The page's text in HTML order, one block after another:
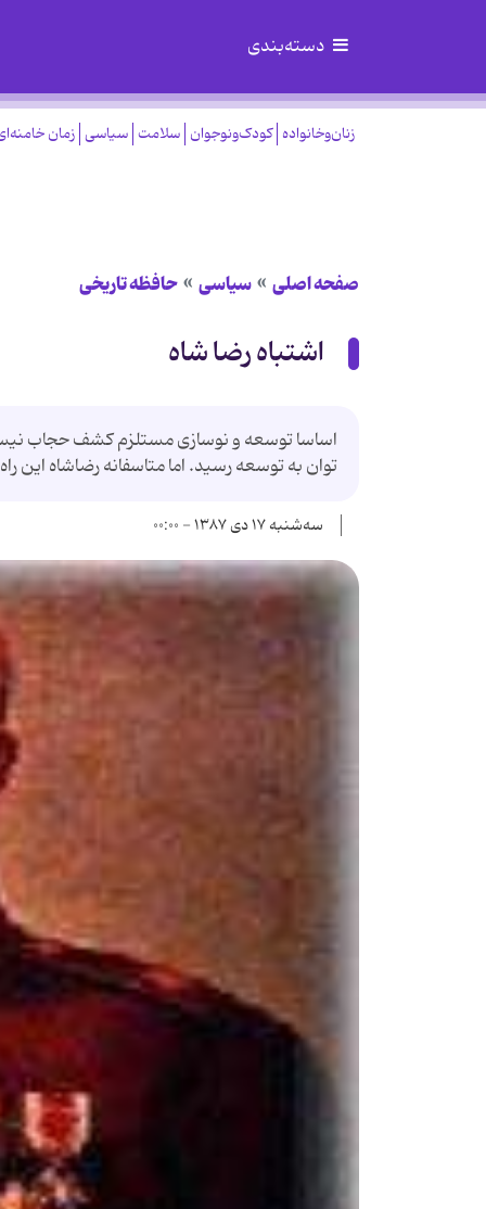
دسته‌بندی
زنان‌وخانواده کودک‌ونوجوان سلامت سیاسی زمان
صفحه اصلی سیاسی حافظه تاریخی
اشتباه رضا شاه
اساسا توسعه و نوسازی مستلزم کشف حجاب
توان به توسعه رسید. اما متاسفانه رضاشاه این
سه‌شنبه ۱۷ دی ۱۳۸۷ - ۰۰:۰۰